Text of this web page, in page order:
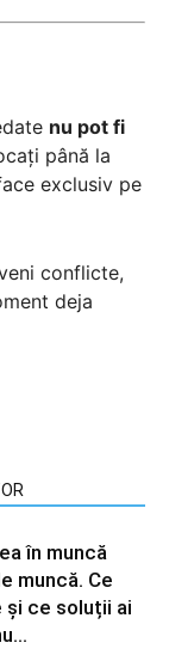
nu pot fi
până la
exclusiv pe
conflicte,
deja
în muncă
muncă. Ce
ce soluții ai